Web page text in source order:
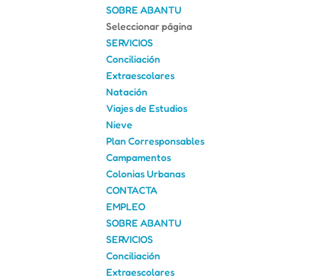
SOBRE ABANTU
Seleccionar página
SERVICIOS
Conciliación
Extraescolares
Natación
Viajes de Estudios
Nieve
Plan Corresponsables
Campamentos
Colonias Urbanas
CONTACTA
EMPLEO
SOBRE ABANTU
SERVICIOS
Conciliación
Extraescolares